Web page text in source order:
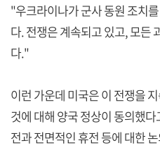
"우크라이나가 군사 동원 조치
다. 전쟁은 계속되고 있고, 모든
다."
이런 가운데 미국은 이 전쟁을
것에 대해 양국 정상이 동의했
전과 전면적인 휴전 등에 대한